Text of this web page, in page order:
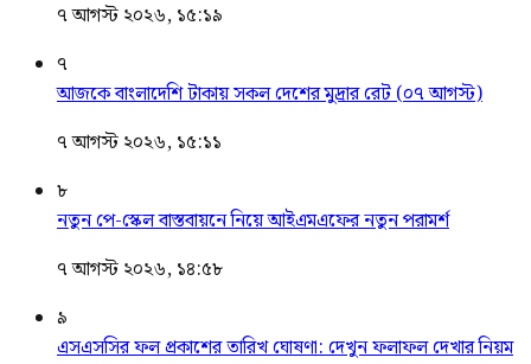
৭ আগস্ট ২০২৬, ১৫:১৯
৭
আজকে বাংলাদেশি টাকায় সকল দেশের মুদ্রার রেট (০৭ আগস্ট)
৭ আগস্ট ২০২৬, ১৫:১১
৮
নতুন পে-স্কেল বাস্তবায়নে নিয়ে আইএমএফের নতুন পরামর্শ
৭ আগস্ট ২০২৬, ১৪:৫৮
৯
এসএসসির ফল প্রকাশের তারিখ ঘোষণা: দেখুন ফলাফল দেখার নিয়ম